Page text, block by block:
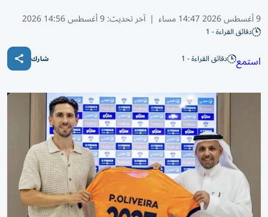
9 أغسطس 2026 14:47 مساء | آخر تحديث:9 أغسطس 14:56 2026
دقائق القراءة - 1
استمع دقائق القراءة - 1 شارك